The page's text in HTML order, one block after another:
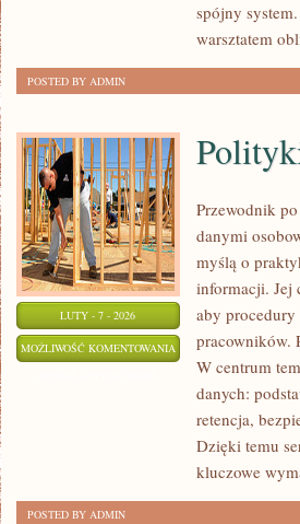
spójny
warsztatem
POSTED BY ADMIN
LUTY - 7 - 2026
MOŻLIWOŚĆ KOMENTOWANIA POLITYKI
PROCEDURY
WEWNĘTRZNE
Przewodnik
danymi
myślą o
informacji. Jej
aby procedury
pracowników.
W centrum
danych:
retencja,
Dzięki temu
kluczowe
POSTED BY ADMIN